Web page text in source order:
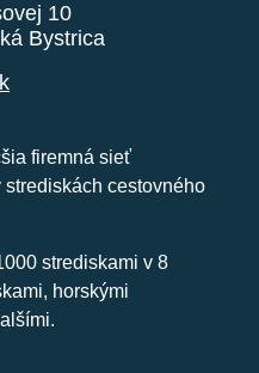
10
Bystrica
firemná sieť
cestovného
strediskami v 8
horskými